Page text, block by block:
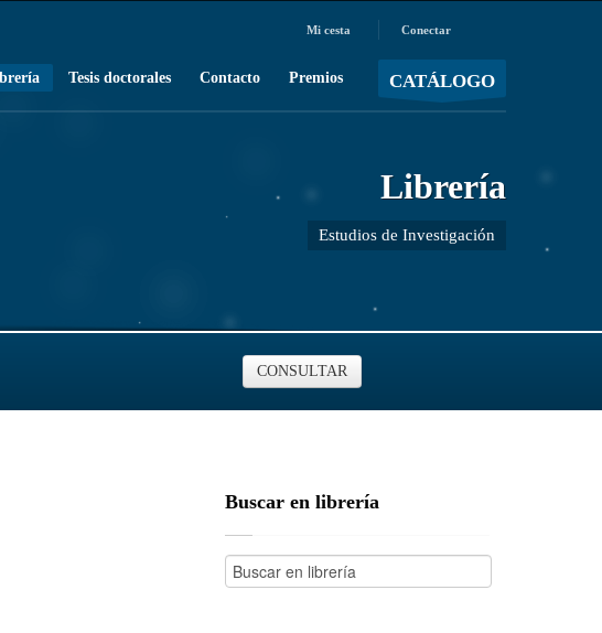
Conectar
Mi cesta
/ MOSTRAR CARRO
CATÁLOGO
Tesis doctorales Contacto Premios
Librería
Estudios de Investigación
CONSULTAR
Buscar en librería